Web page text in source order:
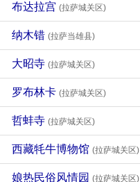
布达拉宫 (拉萨城关区)
纳木错 (拉萨当雄县)
大昭寺 (拉萨城关区)
罗布林卡 (拉萨城关区)
哲蚌寺 (拉萨城关区)
西藏牦牛博物馆 (拉萨城关区)
娘热民俗风情园 (拉萨城关区)